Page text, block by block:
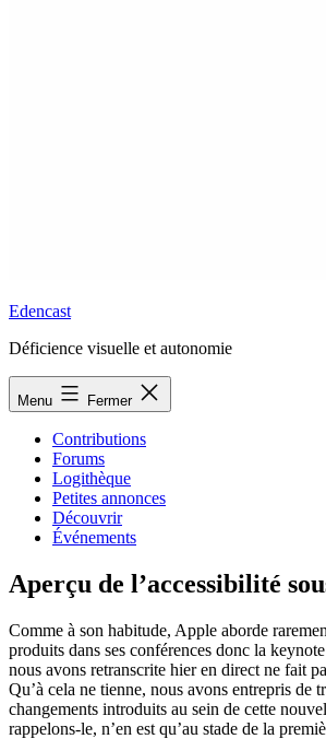
Edencast
Déficience visuelle et autonomie
Menu Fermer
Contributions
Forums
Logithèque
Petites annonces
Découvrir
Événements
Aperçu de l’accessibilité
Comme à son habitude, Apple aborde
produits dans ses conférences donc la
nous avons retranscrite hier en direct ne fait
Qu’à cela ne tienne, nous avons entrepris de
changements introduits au sein de cette
rappelons-le, n’en est qu’au stade de la